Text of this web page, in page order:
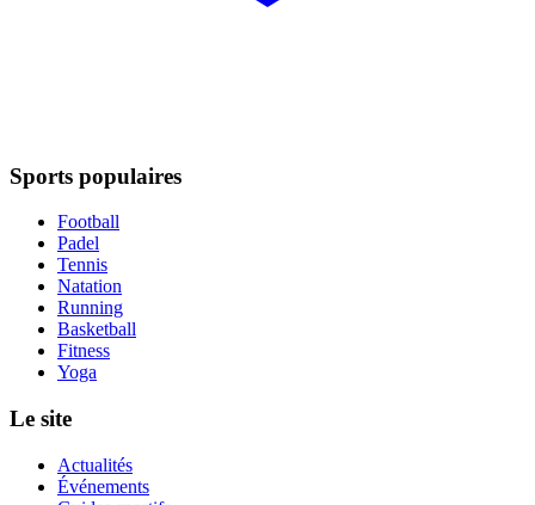
Sports populaires
Football
Padel
Tennis
Natation
Running
Basketball
Fitness
Yoga
Le site
Actualités
Événements